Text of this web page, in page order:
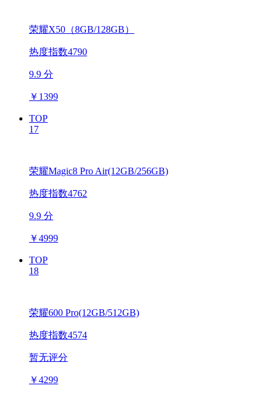
荣耀X50（8GB/128GB）
热度指数4790
9.9 分
￥ 1399
TOP
17
荣耀Magic8 Pro Air(12GB/256GB)
热度指数4762
9.9 分
￥4999
TOP
18
荣耀600 Pro(12GB/512GB)
热度指数4574
暂无评分
￥4299